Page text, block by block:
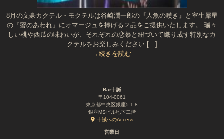
8月の文豪カクテル・モクテルは谷崎潤一郎の『人魚の嘆き』と室生犀星
の『蜜のあわれ』にオマージュを捧げる２品をご提供いたします。 瑞々
しい桃や西瓜の味わいが、それぞれの恋慕と紐づいて織り成す特別なカ
クテルをお楽しみください […]
→続きを読む
Bar十誡
〒104-0061
東京都中央区銀座5-1-8
銀座MSビル地下二階
十誡へのAccess
営業日